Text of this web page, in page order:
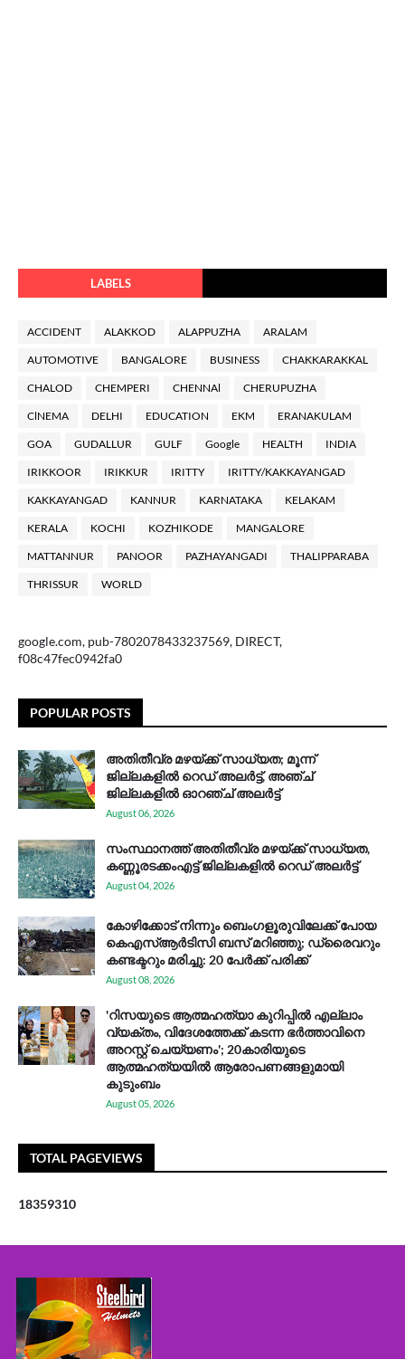
LABELS
ACCIDENT ALAKKOD ALAPPUZHA ARALAM
AUTOMOTIVE BANGALORE BUSINESS CHAKKARAKKAL
CHALOD CHEMPERI CHENNAl CHERUPUZHA
ClNEMA DELHI EDUCATION EKM ERANAKULAM
GOA GUDALLUR GULF Google HEALTH INDIA
IRIKKOOR IRIKKUR IRITTY IRITTY/KAKKAYANGAD
KAKKAYANGAD KANNUR KARNATAKA KELAKAM
KERALA KOCHI KOZHIKODE MANGALORE
MATTANNUR PANOOR PAZHAYANGADI THALIPPARABA
THRISSUR WORLD
google.com, pub-7802078433237569, DIRECT,
f08c47fec0942fa0
POPULAR POSTS
അതിതീവ്ര മഴയ്ക്ക് സാധ്യത; മൂന്ന്
ജില്ലകളിൽ റെഡ് അലർട്ട്, അഞ്ച്
ജില്ലകളിൽ ഓറഞ്ച് അലർട്ട്
August 06, 2026
സം​സ്ഥാ​ന​ത്ത് അ​തി​തീ​വ്ര മ​ഴ​യ്ക്ക് സാ​ധ്യ​ത,
കണ്ണൂരടക്കംഎ​ട്ട് ജി​ല്ല​ക​ളി​ൽ റെ​ഡ് അ​ലർ​ട്ട്
August 04, 2026
കോഴിക്കോട് നിന്നും ബെംഗളൂരുവിലേക്ക് പോയ
കെഎസ്ആര്‍ടിസി ബസ് മറിഞ്ഞു; ഡ്രൈവറും
കണ്ടക്ടറും മരിച്ചു: 20 പേര്‍ക്ക് പരിക്ക്
August 08, 2026
'റിസയുടെ ആത്മഹത്യാ കുറിപ്പിൽ എല്ലാം
വ്യക്തം, വിദേശത്തേക്ക് കടന്ന ഭർത്താവിനെ
അറസ്റ്റ് ചെയ്യണം'; 20കാരിയുടെ
ആത്മഹത്യയിൽ ആരോപണങ്ങളുമായി
കുടുംബം
August 05, 2026
TOTAL PAGEVIEWS
18359310